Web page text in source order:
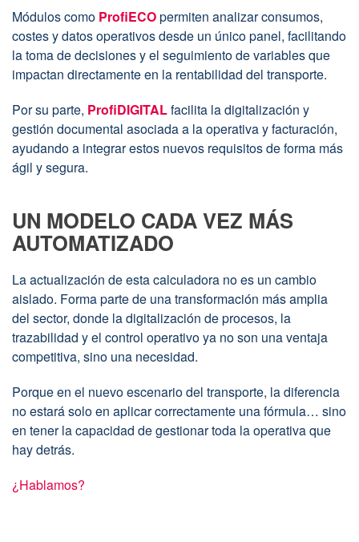
Módulos como ProfiECOpermiten analizar consumos,
costes y datos operativos desde un único panel, facilitando
la toma de decisiones y el seguimiento de variables que
impactan directamente en la rentabilidad del transporte.
Por su parte, ProfiDIGITALfacilita la digitalización y
gestión documental asociada a la operativa y facturación,
ayudando a integrar estos nuevos requisitos de forma más
ágil y segura.
UN MODELO CADA VEZ MÁS
AUTOMATIZADO
La actualización de esta calculadora no es un cambio
aislado. Forma parte de una transformación más amplia
del sector, donde la digitalización de procesos, la
trazabilidad y el control operativo ya no son una ventaja
competitiva, sino una necesidad.
Porque en el nuevo escenario del transporte, la diferencia
no estará solo en aplicar correctamente una fórmula… sino
en tener la capacidad de gestionar toda la operativa que
hay detrás.
¿Hablamos?